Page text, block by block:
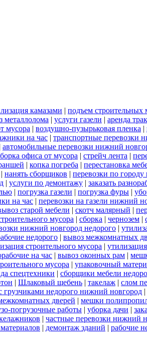
камазами | подъем строительных
металлолома | услуги газели | аренда
мусора | воздушно-пузырьковая пленка |
на час | транспортные перевозки
автомобильные перевозки нижний
офиса от мусора | стрейч лента |
| копка погреба | перестановка
| нанять сборщиков | перевозки по
| услуги по демонтажу | заказать
| погрузка газели | погрузка фуры |
на час | перевозки на газели нижний
старой мебели | скотч малярный |
мусора | сборка | чернозем |
нижний новгород недорого |
недорого | вывоз межкомнатных
строительного мусора |
на час | вывоз оконных рам |
мусора | упаковочный
спецтехники | сборщики мебели
| Шлаковый щебень | такелаж | слом
грузчиками недорого нижний новгород |
дверей | мешки
погрузочные работы | уборка дачи |
| частные перевозки нижний
| демонтаж зданий | рабочие